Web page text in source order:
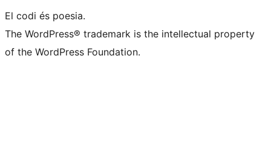
El codi és poesia.
The WordPress® trademark is the intellectual property
of the WordPress Foundation.